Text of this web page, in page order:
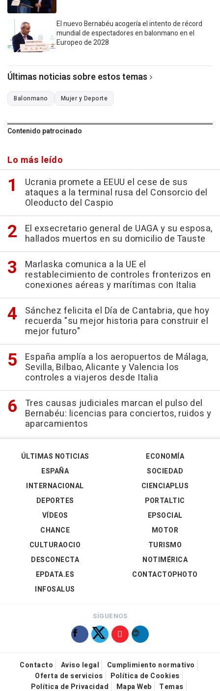
El nuevo Bernabéu acogería el intento de récord
mundial de espectadores en balonmano en el
Europeo de 2028
Últimas noticias sobre estos temas
Balonmano Mujer y Deporte
Contenido patrocinado
Lo más leído
Ucrania promete a EEUU el cese de sus
ataques a la terminal rusa del Consorcio del
Oleoducto del Caspio
El exsecretario general de UAGA y su esposa,
hallados muertos en su domicilio de Tauste
Marlaska comunica a la UE el
restablecimiento de controles fronterizos en
conexiones aéreas y marítimas con Italia
Sánchez felicita el Día de Cantabria, que hoy
recuerda "su mejor historia para construir el
mejor futuro"
España amplía a los aeropuertos de Málaga,
Sevilla, Bilbao, Alicante y Valencia los
controles a viajeros desde Italia
Tres causas judiciales marcan el pulso del
Bernabéu: licencias para conciertos, ruidos y
aparcamientos
ÚLTIMAS NOTICIAS
ESPAÑA
INTERNACIONAL
DEPORTES
VÍDEOS
ECONOMÍA
SOCIEDAD
CIENCIAPLUS
PORTALTIC
EPSOCIAL
CHANCE
CULTURAOCIO
DESCONECTA
EPDATA.ES
INFOSALUS
MOTOR
TURISMO
NOTIMÉRICA
CONTACTOPHOTO
SÍGUENOS
Contacto Aviso legal
Cumplimiento normativo
Oferta de servicios
Política de Cookies
Política de Privacidad
Mapa Web Temas